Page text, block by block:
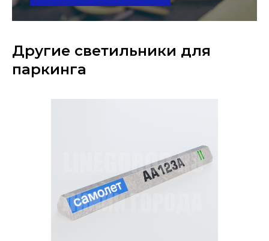
Другие светильники для
паркинга